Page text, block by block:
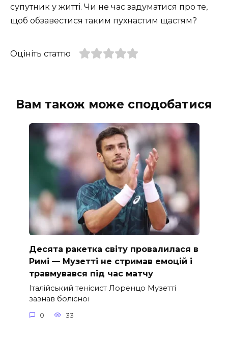
супутник у житті. Чи не час задуматися про те,
щоб обзавестися таким пухнастим щастям?
Оцініть статтю
Вам також може сподобатися
Десята ракетка світу провалилася в
Римі — Музетті не стримав емоцій і
травмувався під час матчу
Італійський тенісист Лоренцо Музетті
зазнав болісної
0 33